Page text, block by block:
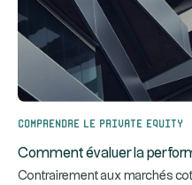
Comprendre le Private Equity
Comment évaluer la
Contrairement aux marchés